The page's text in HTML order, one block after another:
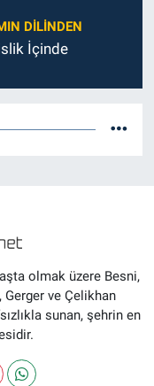
DILINDEN
İçinde
olmak üzere Besni,
Gerger ve Çelikhan
sunan, şehrin en